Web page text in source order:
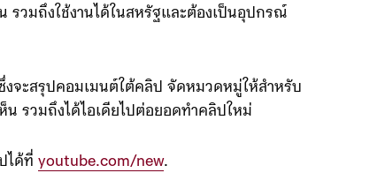
รวมถึงใช้งานได้ในสหรัฐและต้องเป็นอุปกรณ์
งจะสรุปคอมเมนต์ใต้คลิป จัดหมวดหมู่ให้สำหรับ
น รวมถึงได้ไอเดียไปต่อยอดทำคลิปใหม่
ได้ที่ youtube.com/new.